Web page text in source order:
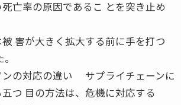
亡率の原因であるこ とを突き止め
害が大きく拡大する前に手を打つ
ンの対応の違い サプライチェーンに
つ 目の方法は、危機に対応する